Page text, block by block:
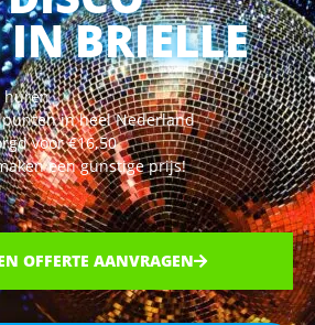
BRIELLE
huren
in heel Nederland
voor €16,50
een gunstige prijs!
OFFERTE AANVRAGEN